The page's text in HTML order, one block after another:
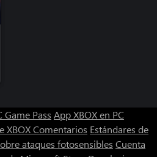
Game Pass App XBOX en PC
XBOXComentarios Estándares de
ataques fotosensibles Cuenta